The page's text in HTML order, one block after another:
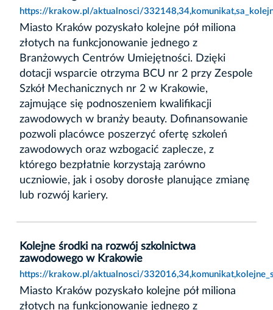
https://krakow.pl/aktualnosci/
Miasto Kraków pozyskało kolejne pół miliona
złotych na funkcjonowanie jednego z
Branżowych Centrów Umiejętności. Dzięki
dotacji wsparcie otrzyma BCU nr 2 przy Zespole
Szkół Mechanicznych nr 2 w Krakowie,
zajmujące się podnoszeniem kwalifikacji
zawodowych w branży beauty. Dofinansowanie
pozwoli placówce poszerzyć ofertę szkoleń
zawodowych oraz wzbogacić zaplecze, z
którego bezpłatnie korzystają zarówno
uczniowie, jak i osoby dorosłe planujące zmianę
lub rozwój kariery.
Kolejne środki na rozwój szkolnictwa
zawodowego w Krakowie
https://krakow.pl/aktualnosci/
Miasto Kraków pozyskało kolejne pół miliona
złotych na funkcjonowanie jednego z